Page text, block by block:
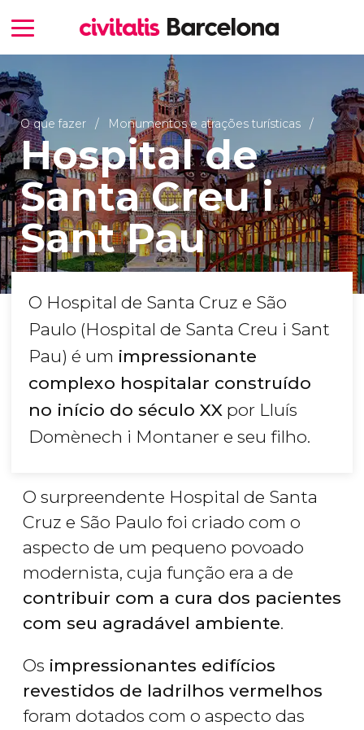
O que fazer Monumentos e atrações turísticas
Hospital de
Santa Creu i
Sant Pau
O Hospital de Santa Cruz e São
Paulo (Hospital de Santa Creu i Sant
Pau) é um impressionante
complexo hospitalar construído
no início do século XX por Lluís
Domènech i Montaner e seu filho.
O surpreendente Hospital de Santa
Cruz e São Paulo foi criado com o
aspecto de um pequeno povoado
modernista, cuja função era a de
contribuir com a cura dos pacientes
com seu agradável ambiente.
Os impressionantes edifícios
revestidos de ladrilhos vermelhos
foram dotados com o aspecto das